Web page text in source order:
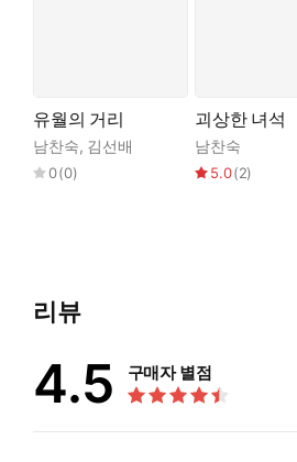
행복한 어른이 되어,
다시 행복하게 아이들을 키우는 세
현우가 소아 정신과에서 치료를 받
‘내가 누군지 알고 싶으면 나를 자세히
“너…… 넌…… 왜 나랑 똑같이 생긴 거
“!”
유월의 거리
남찬숙, 김선배
0(0)
괴상한 녀석
남찬숙
5.0(2)
리뷰
4.5 구매자 별점